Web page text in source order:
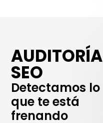
AUDITORÍA
SEO
Detectamos lo
que te está
frenando